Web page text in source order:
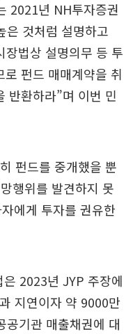
2021년 NH투자증권
은 것처럼 설명하고
장법상 설명의무 등 투
펀드 매매계약을 취
반환하라”며 이번 민
펀드를 중개했을 뿐
행위를 발견하지 못
에게 투자를 권유한
2023년 JYP 주장에
지연이자 약 9000만
공기관 매출채권에 대